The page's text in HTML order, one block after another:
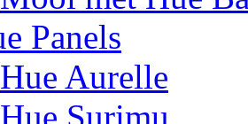
Panels
Hue Aurelle
Hue Surimu